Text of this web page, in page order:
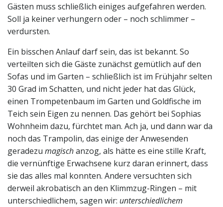
Gästen muss schließlich einiges aufgefahren werden.
Soll ja keiner verhungern oder – noch schlimmer –
verdursten.
Ein bisschen Anlauf darf sein, das ist bekannt. So
verteilten sich die Gäste zunächst gemütlich auf den
Sofas und im Garten – schließlich ist im Frühjahr selten
30 Grad im Schatten, und nicht jeder hat das Glück,
einen Trompetenbaum im Garten und Goldfische im
Teich sein Eigen zu nennen. Das gehört bei Sophias
Wohnheim dazu, fürchtet man. Ach ja, und dann war da
noch das Trampolin, das einige der Anwesenden
geradezu magischanzog, als hätte es eine stille Kraft,
die vernünftige Erwachsene kurz daran erinnert, dass
sie das alles mal konnten. Andere versuchten sich
derweil akrobatisch an den Klimmzug-Ringen – mit
unterschiedlichem, sagen wir: unterschiedlichem